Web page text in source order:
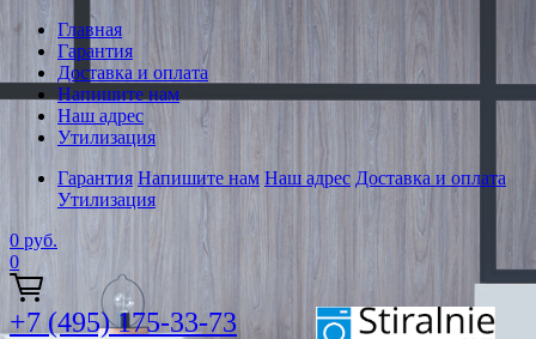
Главная
Гарантия
Доставка и оплата
Напишите нам
Наш адрес
Утилизация
Гарантия Напишите нам Наш адрес Доставка и оплата
Утилизация
0 руб.
0
+7 (495) 175-33-73